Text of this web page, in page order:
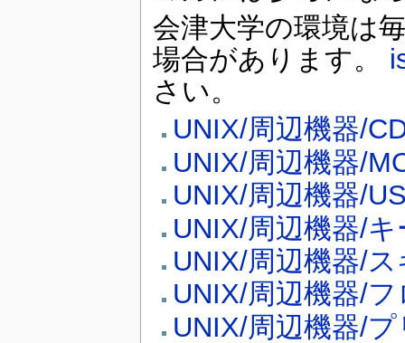
会津大学の環境は
場合があります。
さい。
UNIX/周辺機器/
UNIX/周辺機器/
UNIX/周辺機器/
UNIX/周辺機器/
UNIX/周辺機器/
UNIX/周辺機器/
UNIX/周辺機器/